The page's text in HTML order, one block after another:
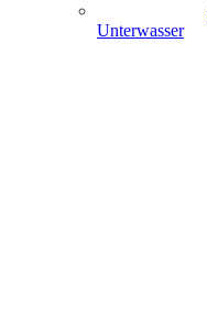
Unterwasser